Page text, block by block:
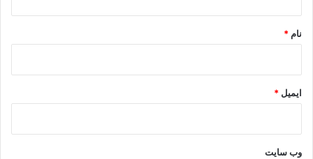
نام *
ایمیل *
وب‌ سایت